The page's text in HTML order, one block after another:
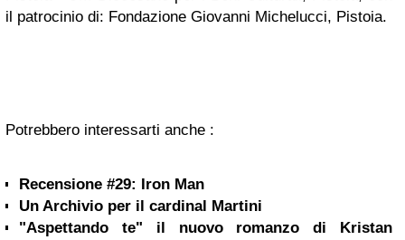
il patrocinio di: Fondazione Giovanni Michelucci, Pistoia.
Potrebbero interessarti anche :
Recensione #29: Iron Man
Un Archivio per il cardinal Martini
"Aspettando te" il nuovo romanzo di Kristan